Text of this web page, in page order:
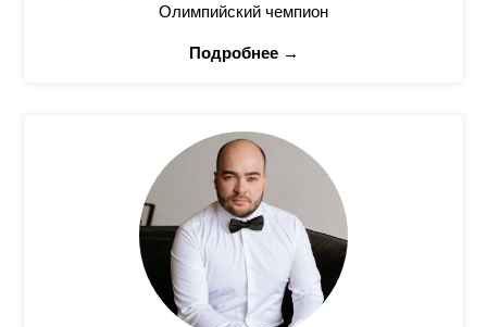
Олимпийский чемпион
Подробнее →